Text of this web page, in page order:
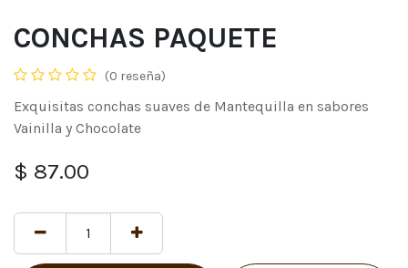
CONCHAS PAQUETE
(0 reseña)
Exquisitas conchas suaves de Mantequilla en sabores
Vainilla y Chocolate
$ 87.00